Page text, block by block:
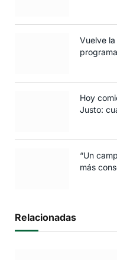
Vuelve la
Hoy
Justo:
“Un
más
Relacionadas